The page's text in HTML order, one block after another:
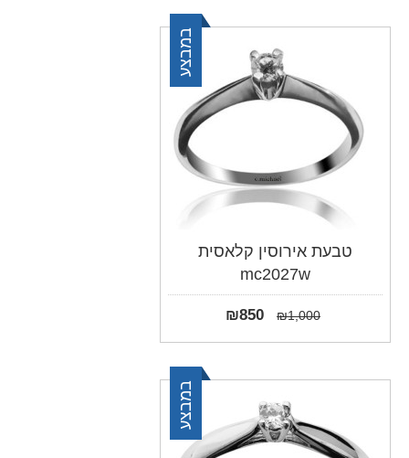
במבצע
טבעת אירוסין קלאסית
mc2027w
₪1,000
₪850
במבצע